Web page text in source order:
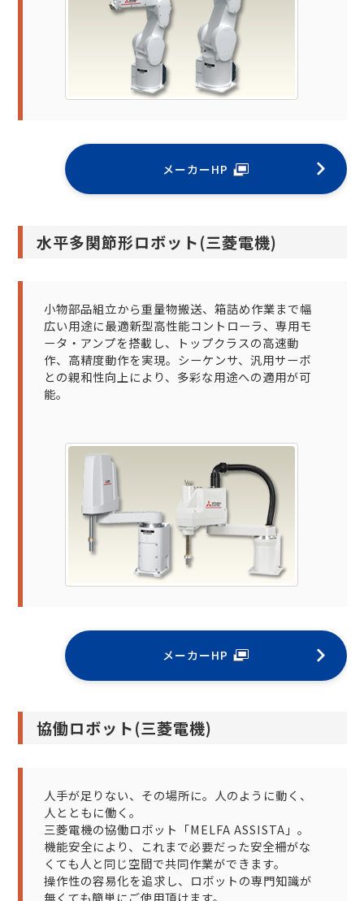
メーカーHP
水平多関節形ロボット(三菱電機)
小物部品組立から重量物搬送、箱詰め作業まで幅
広い用途に最適新型高性能コントローラ、専用モ
ータ・アンプを搭載し、トップクラスの高速動
作、高精度動作を実現。シーケンサ、汎用サーボ
との親和性向上により、多彩な用途への適用が可
能。
メーカーHP
協働ロボット(三菱電機)
人手が足りない、その場所に。人のように動く、
人とともに働く。
三菱電機の協働ロボット「MELFA ASSISTA」。
機能安全により、これまで必要だった安全柵がな
くても人と同じ空間で共同作業ができます。
操作性の容易化を追求し、ロボットの専門知識が
無くても簡単にご使用頂けます。